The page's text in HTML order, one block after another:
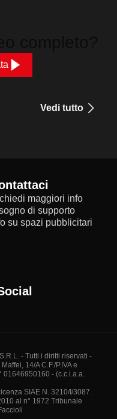
Vedi tutto
maggiori info
di supporto
su spazi pubblicitari
- Tutti i diritti riservati -
14/A C.F./P.IVA e
- (c.c.i.a.a.
SIAE N. 3210/I/3087.
al n° 1972 Tribunale